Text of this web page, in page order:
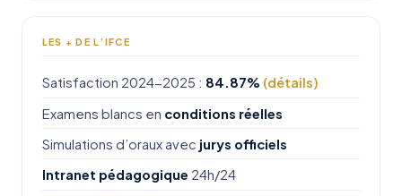
LES + DE L’IFCE
Satisfaction 2024-2025 : 84.87% (détails)
Examens blancs en conditions réelles
Simulations d’oraux avec jurys officiels
Intranet pédagogique 24h/24